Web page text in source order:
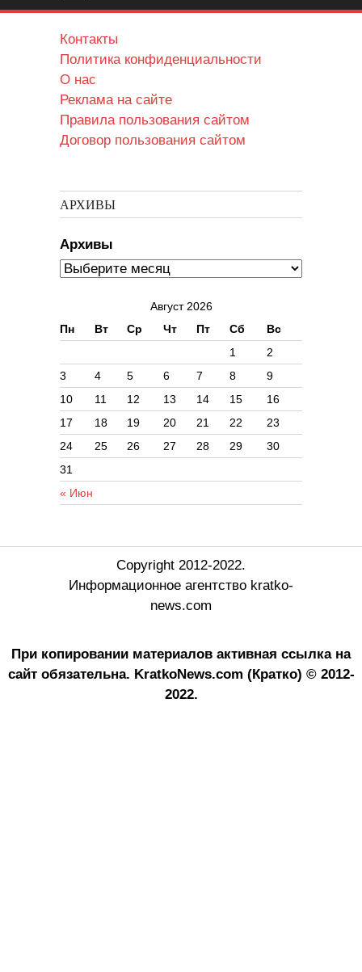
Контакты
Политика конфиденциальности
О нас
Реклама на сайте
Правила пользования сайтом
Договор пользования сайтом
АРХИВЫ
Архивы
Август 2026
Пн
Вт Ср Чт Пт Сб Вс
« Июн
1
2
3
4 5 6 7 8
9
10
11 12 13 14 15
16
17
18 19 20 21 22
23
24
25 26 27 28 29
30
31
Copyright 2012-2022.
Информационное агентство kratko-
news.com
При копировании материалов активная ссылка на
сайт обязательна. KratkoNews.com (Кратко) © 2012-
2022.